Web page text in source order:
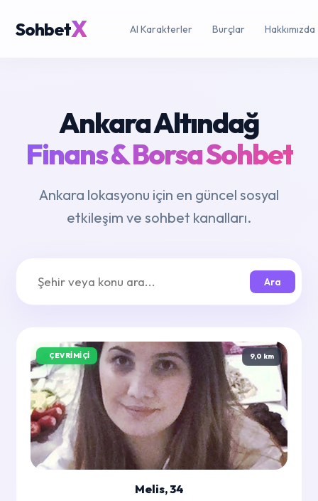
SohbetX AI Karakterler Burçlar Hakkımızda
Ankara Altındağ
Finans & Borsa Sohbet
Ankara lokasyonu için en güncel sosyal
etkileşim ve sohbet kanalları.
Ara
ÇEVRIMIÇI 9,0 km
Melis, 34